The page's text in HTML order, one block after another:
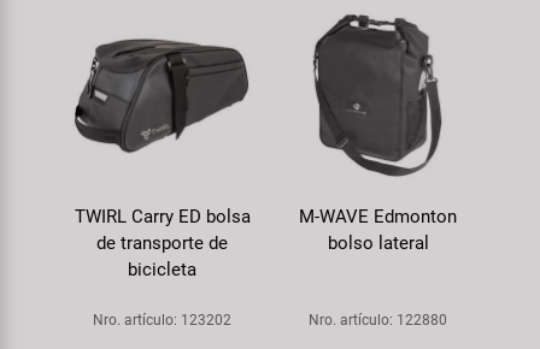
TWIRL Carry ED bolsa
de transporte de
bicicleta
Nro. artículo: 123202
M-WAVE Edmonton
bolso lateral
Nro. artículo: 122880